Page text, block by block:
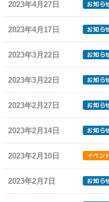
2023年4月27日
2023年4月17日
2023年3月22日
2023年3月22日
2023年2月27日
2023年2月14日
2023年2月10日
2023年2月7日